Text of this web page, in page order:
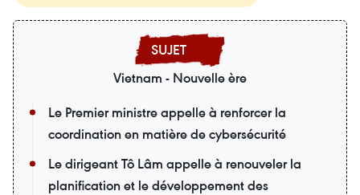
Vietnam - Nouvelle ère
Le Premier ministre appelle à renforcer la
coordination en matière de cybersécurité
Le dirigeant Tô Lâm appelle à renouveler la
planification et le développement des